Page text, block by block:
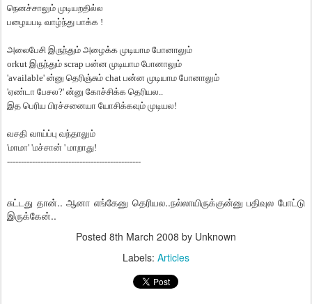
நெனச்சாலும் முடியறதில்ல
பழையபடி வாழ்ந்து பாக்க !
அலைபேசி இருந்தும் அழைக்க முடியாம போனாலும்
orkut இருந்தும் scrap பன்ன முடியாம போனாலும்
'available' ன்னு தெரிஞ்சும் chat பன்ன முடியாம போனாலும்
'ஏண்டா பேசல?' ன்னு கோச்சிக்க தெரியல..
இத பெரிய பிரச்சனையா யோசிக்கவும் முடியல!
வசதி வாய்ப்பு வந்தாலும்
'மாமா' 'மச்சான் ' மாறாது!
------------------------------------------------
சுட்டது தான்.. ஆனா எங்கேனு தெரியல..நல்லாயிருக்குன்னு பதிவுல போட்டு
இருக்கேன்..
Posted 8th March 2008 by Unknown
Labels: Articles